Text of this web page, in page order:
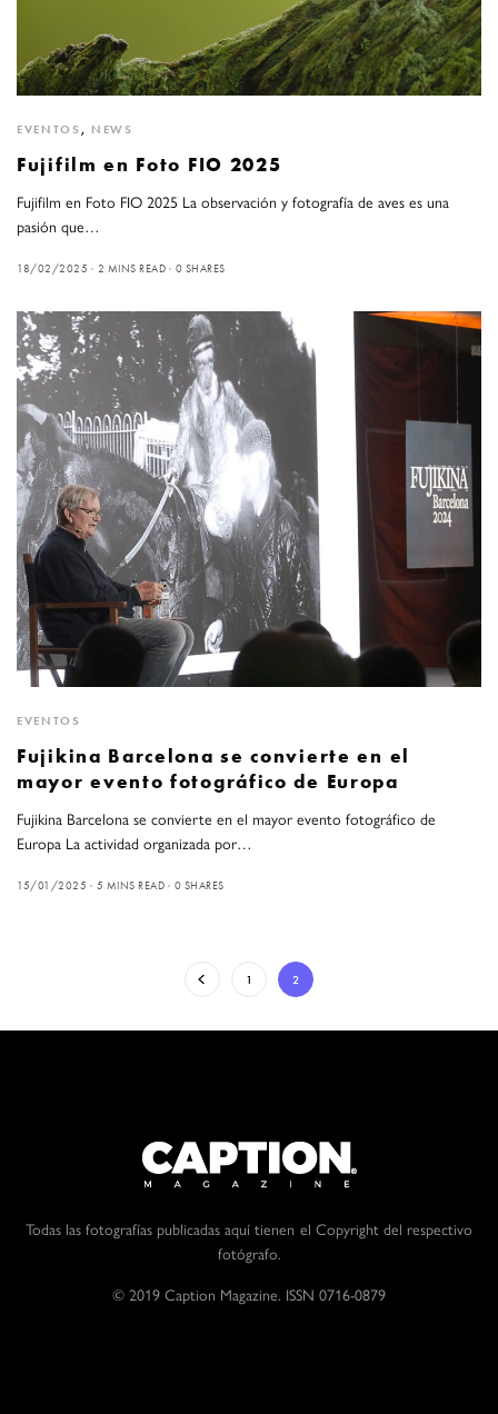
EVENTOS , NEWS
Fujifilm en Foto FIO 2025
Fujifilm en Foto FIO 2025 La observación y fotografía de aves es una
pasión que…
18/02/2025 2 MINS READ 0 SHARES
EVENTOS
Fujikina Barcelona se convierte en el
mayor evento fotográfico de Europa
Fujikina Barcelona se convierte en el mayor evento fotográfico de
Europa La actividad organizada por…
15/01/2025 5 MINS READ 0 SHARES
1 2
Todas las fotografías publicadas aquí tienen el Copyright del respectivo
fotógrafo.
© 2019 Caption Magazine. ISSN 0716-0879